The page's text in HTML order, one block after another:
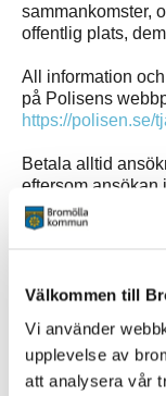
Välkommen till
Vi använder
upplevelse av
att analysera vår
sammankomster,
offentlig plats,
All information
på Polisens
https://polisen.se/
Betala alltid
eftersom ansökan
betald. Avgifter
angivet om du
Allmänna
Mikael Persson